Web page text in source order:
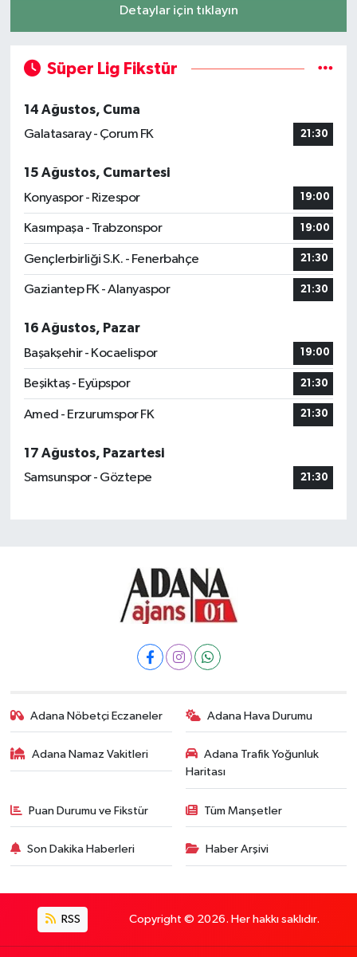
Detaylar için tıklayın
Süper Lig Fikstür
14 Ağustos, Cuma
Galatasaray - Çorum FK
21:30
15 Ağustos, Cumartesi
Konyaspor - Rizespor
19:00
Kasımpaşa - Trabzonspor 19:00
Gençlerbirliği S.K. - Fenerbahçe 21:30
Gaziantep FK - Alanyaspor 21:30
16 Ağustos, Pazar
Başakşehir - Kocaelispor
19:00
Beşiktaş - Eyüpspor 21:30
Amed - Erzurumspor FK 21:30
17 Ağustos, Pazartesi
Samsunspor - Göztepe
21:30
Adana Nöbetçi Eczaneler Adana Hava Durumu
Adana Namaz Vakitleri
Adana Trafik Yoğunluk
Haritası
Puan Durumu ve Fikstür Tüm Manşetler
Son Dakika Haberleri Haber Arşivi
RSS Copyright © 2026. Her hakkı saklıdır.